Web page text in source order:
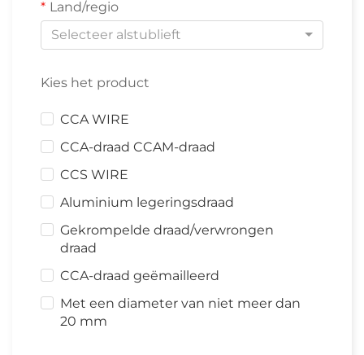
Land/regio
Selecteer alstublieft
Kies het product
CCA WIRE
CCA-draad CCAM-draad
CCS WIRE
Aluminium legeringsdraad
Gekrompelde draad/verwrongen
draad
CCA-draad geëmailleerd
Met een diameter van niet meer dan
20 mm